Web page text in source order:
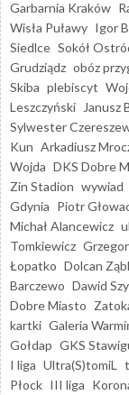
Garbarnia Kraków
Wisła Puławy Igor
Siedlce Sokół
Grudziądz obóz
Skiba plebiscyt
Leszczyński
Janusz
Sylwester
Kun Arkadiusz
Wojda DKS Dobre
Zin Stadion wywiad
Gdynia Piotr
Michał Alancewicz
Tomkiewicz
Łopatko Dolcan
Barczewo Dawid
Dobre Miasto
kartki Galeria
Gołdap GKS
I liga Ultra(S)tomiL
Płock III liga